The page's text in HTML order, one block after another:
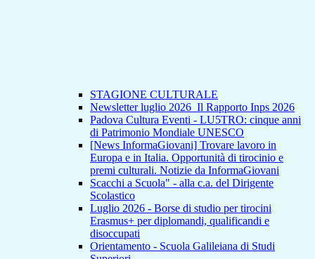
STAGIONE CULTURALE
Newsletter luglio 2026_Il Rapporto Inps 2026
Padova Cultura Eventi - LU5TRO: cinque anni
di Patrimonio Mondiale UNESCO
[News InformaGiovani] Trovare lavoro in
Europa e in Italia. Opportunità di tirocinio e
premi culturali. Notizie da InformaGiovani
Scacchi a Scuola" - alla c.a. del Dirigente
Scolastico
Luglio 2026 - Borse di studio per tirocini
Erasmus+ per diplomandi, qualificandi e
disoccupati
Orientamento - Scuola Galileiana di Studi